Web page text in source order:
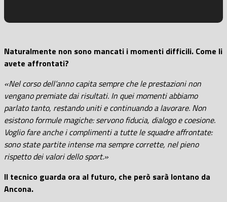
Naturalmente non sono mancati i momenti difficili. Come li
avete affrontati?
«Nel corso dell’anno capita sempre che le prestazioni non
vengano premiate dai risultati. In quei momenti abbiamo
parlato tanto, restando uniti e continuando a lavorare. Non
esistono formule magiche: servono fiducia, dialogo e coesione.
Voglio fare anche i complimenti a tutte le squadre affrontate:
sono state partite intense ma sempre corrette, nel pieno
rispetto dei valori dello sport.»
Il tecnico guarda ora al futuro, che però sarà lontano da
Ancona.